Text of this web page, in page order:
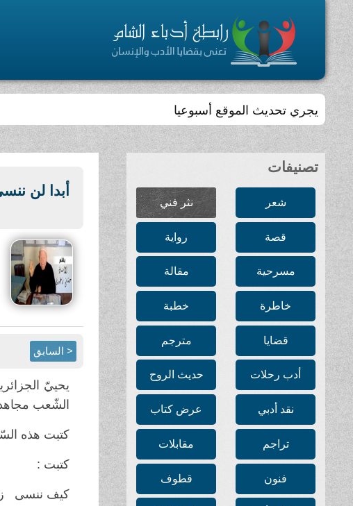
يجري تحديث الموقع أسبوعيا
تصنيفات
شعر نثر فني
قصة رواية
مسرحية مقالة
خاطرة خطبة
قضايا مترجم
أدب رحلات حديث الروح
نقد أدبي عرض كتاب
تراجم مقابلات
فنون قطوف
أبدا لن
< السابق
يحييّ
الشّعب مجاهدا، كان
كتبت هذه
كتبت :
كيف ننسى